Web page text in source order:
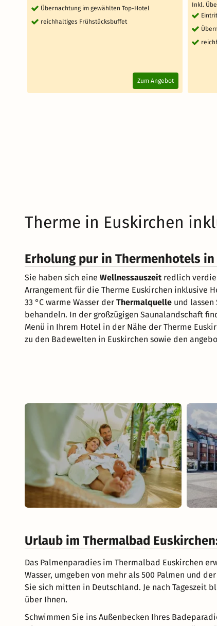
Übernachtung im gewählten Top-Hotel
reichhaltiges Frühstücksbuffet
Zum Angebot
Inkl.
Therme in Euskirchen
Erholung pur in Thermenhotels in
Sie haben sich eine Wellnessauszeitredlich
Arrangement für die Therme Euskirchen inklusive
33 °C warme Wasser der Thermalquelle und lassen
behandeln. In der großzügigen Saunalandschaft
Menü in Ihrem Hotel in der Nähe der Therme
zu den Badewelten in Euskirchen sowie den
Urlaub im Thermalbad
Das Palmenparadies im Thermalbad Euskirchen
Wasser, umgeben von mehr als 500 Palmen und
Sie sich mitten in Deutschland. Je nach Tageszeit
über Ihnen.
Schwimmen Sie ins Außenbecken Ihres